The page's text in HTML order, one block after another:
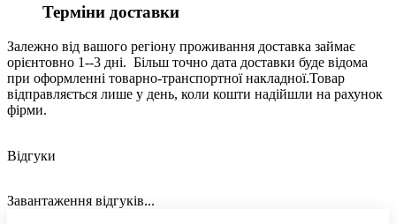
Терміни доставки
Залежно від вашого регіону проживання доставка займає
орієнтовно 1--3 дні. Більш точно дата доставки буде відома
при оформленні товарно-транспортної накладної.Товар
відправляється лише у день, коли кошти надійшли на рахунок
фірми.
Відгуки
Завантаження відгуків...